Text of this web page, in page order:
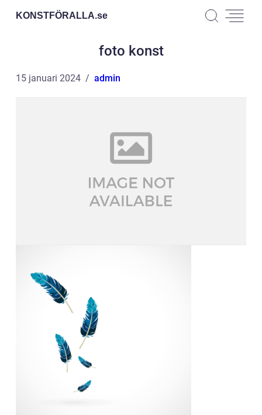
KONSTFÖRALLA.se
foto konst
15 januari 2024 admin